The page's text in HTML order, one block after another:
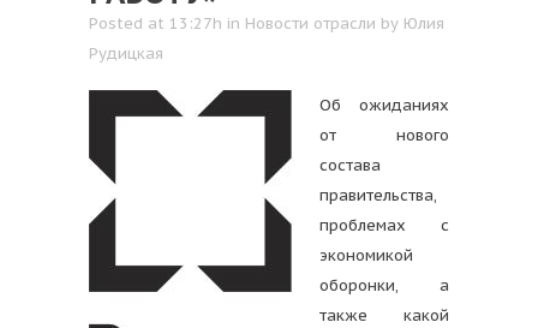
Posted at 13:27h in Новости отрасли by Юлия
Рудицкая
Об ожиданиях
от нового
состава
правительства,
проблемах с
экономикой
оборонки, а
также какой